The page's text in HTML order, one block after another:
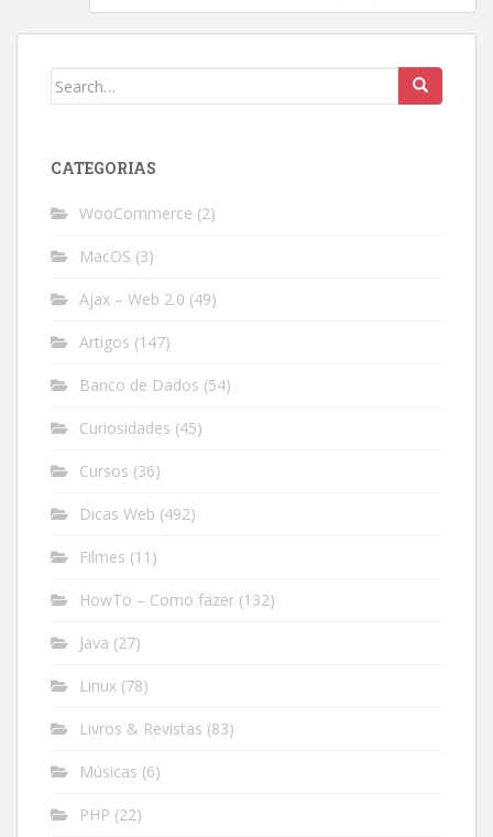
Search
CATEGORIAS
WooCommerce (2)
MacOS (3)
Ajax – Web 2.0 (49)
Artigos (147)
Banco de Dados (54)
Curiosidades (45)
Cursos (36)
Dicas Web (492)
Filmes (11)
HowTo – Como fazer (132)
Java (27)
Linux (78)
Livros & Revistas (83)
Músicas (6)
PHP (22)